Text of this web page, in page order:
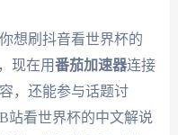
想刷抖音看世界杯的
现在用番茄加速器连接
，还能参与话题讨
站看世界杯的中文解说